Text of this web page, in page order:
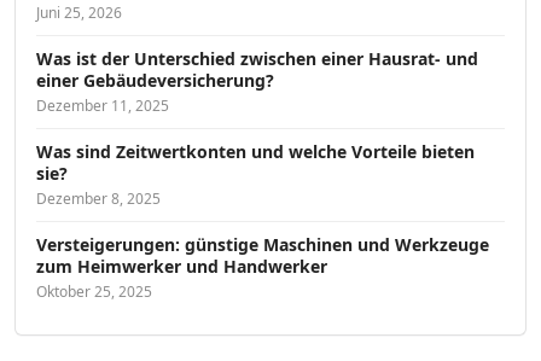
Juni 25, 2026
Was ist der Unterschied zwischen einer Hausrat- und
einer Gebäudeversicherung?
Dezember 11, 2025
Was sind Zeitwertkonten und welche Vorteile bieten
sie?
Dezember 8, 2025
Versteigerungen: günstige Maschinen und Werkzeuge
zum Heimwerker und Handwerker
Oktober 25, 2025